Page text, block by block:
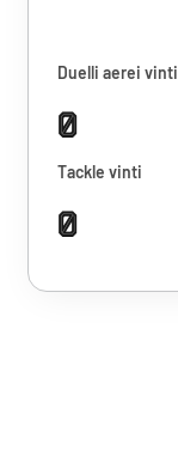
Duelli aerei vinti
0
Tackle vinti
0